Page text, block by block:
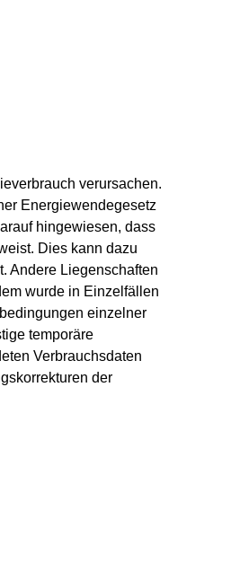
verursachen.
Energiewendegesetz
hingewiesen, dass
Dies kann dazu
Andere Liegenschaften
wurde in Einzelfällen
einzelner
temporäre
Verbrauchsdaten
der